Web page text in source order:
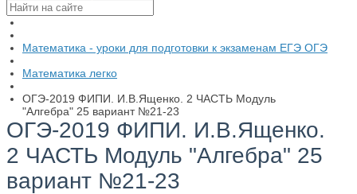
Математика - уроки для подготовки к экзаменам ЕГЭ ОГЭ
Математика легко
ОГЭ-2019 ФИПИ. И.В.Ященко. 2 ЧАСТЬ Модуль
"Алгебра" 25 вариант №21-23
ОГЭ-2019 ФИПИ. И.В.Ященко.
2 ЧАСТЬ Модуль "Алгебра" 25
вариант №21-23